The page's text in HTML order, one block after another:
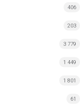
406
203
3 779
1 449
1 801
61